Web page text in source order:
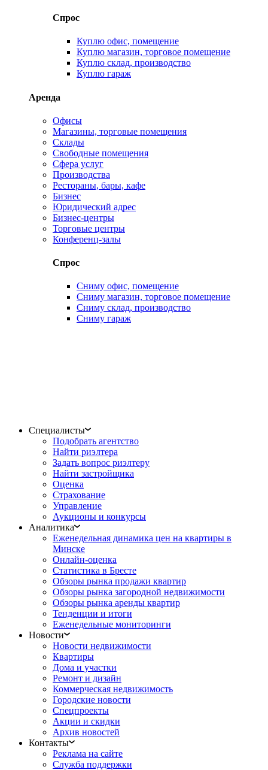
Спрос
Куплю офис, помещение
Куплю магазин, торговое помещение
Куплю склад, производство
Куплю гараж
Аренда
Офисы
Магазины, торговые помещения
Склады
Свободные помещения
Сфера услуг
Производства
Рестораны, бары, кафе
Бизнес
Юридический адрес
Бизнес-центры
Торговые центры
Конференц-залы
Спрос
Сниму офис, помещение
Сниму магазин, торговое помещение
Сниму склад, производство
Сниму гараж
Специалисты
Подобрать агентство
Найти риэлтера
Задать вопрос риэлтеру
Найти застройщика
Оценка
Страхование
Управление
Аукционы и конкурсы
Аналитика
Еженедельная динамика цен на квартиры в
Минске
Онлайн-оценка
Статистика в Бресте
Обзоры рынка продажи квартир
Обзоры рынка загородной недвижимости
Обзоры рынка аренды квартир
Тенденции и итоги
Еженедельные мониторинги
Новости
Новости недвижимости
Квартиры
Дома и участки
Ремонт и дизайн
Коммерческая недвижимость
Городские новости
Спецпроекты
Акции и скидки
Архив новостей
Контакты
Реклама на сайте
Служба поддержки